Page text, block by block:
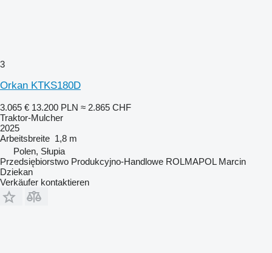
3
Orkan KTKS180D
3.065 € 13.200 PLN ≈ 2.865 CHF
Traktor-Mulcher
2025
Arbeitsbreite 1,8 m
Polen, Słupia
Przedsiębiorstwo Produkcyjno-Handlowe ROLMAPOL Marcin
Dziekan
Verkäufer kontaktieren